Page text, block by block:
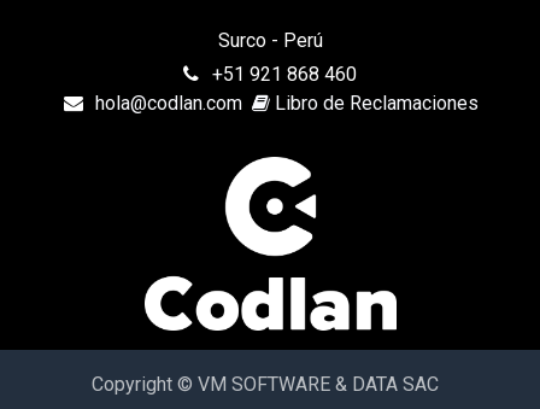
Surco - Perú
+51 921 868 460
hola@codlan.com
Libro de Reclamaciones
Copyright © VM SOFTWARE & DATA SAC